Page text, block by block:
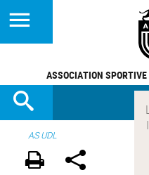
ASSOCIATION SPORTIVE
AS UDL